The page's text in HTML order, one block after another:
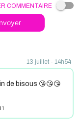
commentaire
13 juillet - 14h54
de bisous 😘😘😘